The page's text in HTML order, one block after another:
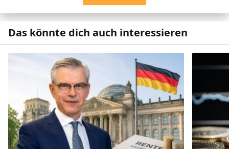
Das könnte dich auch interessieren